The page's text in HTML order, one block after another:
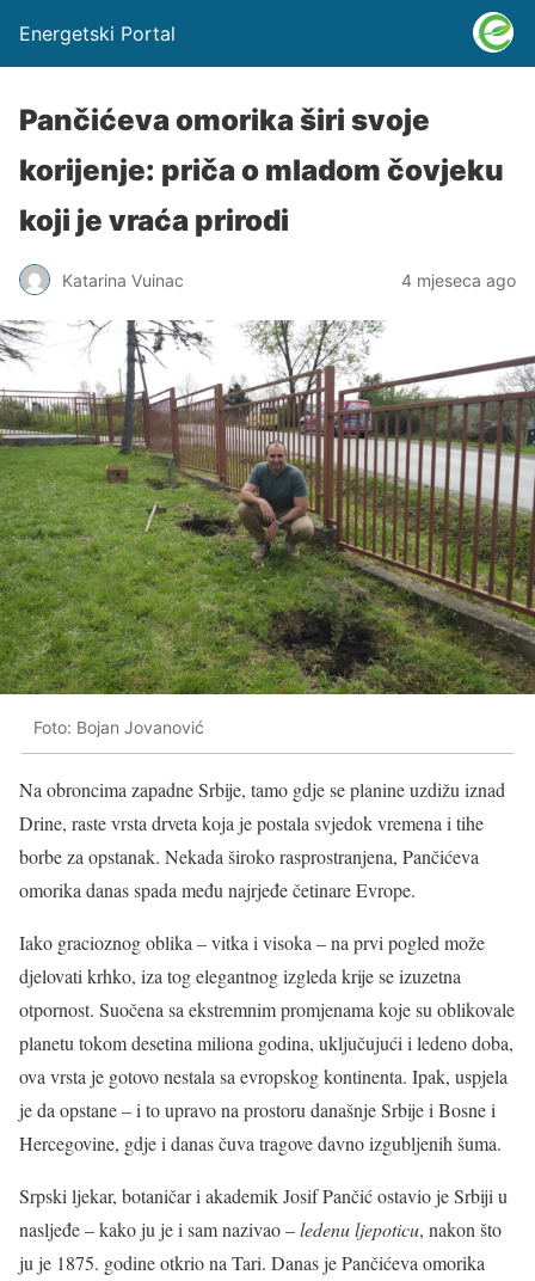
Energetski Portal
Pančićeva omorika širi svoje
korijenje: priča o mladom čovjeku
koji je vraća prirodi
Katarina Vuinac 4 mjeseca ago
Foto: Bojan Jovanović
Na obroncima zapadne Srbije, tamo gdje se planine uzdižu iznad
Drine, raste vrsta drveta koja je postala svjedok vremena i tihe
borbe za opstanak. Nekada široko rasprostranjena, Pančićeva
omorika danas spada među najrjeđe četinare Evrope.
Iako gracioznog oblika – vitka i visoka – na prvi pogled može
djelovati krhko, iza tog elegantnog izgleda krije se izuzetna
otpornost. Suočena sa ekstremnim promjenama koje su oblikovale
planetu tokom desetina miliona godina, uključujući i ledeno doba,
ova vrsta je gotovo nestala sa evropskog kontinenta. Ipak, uspjela
je da opstane – i to upravo na prostoru današnje Srbije i Bosne i
Hercegovine, gdje i danas čuva tragove davno izgubljenih šuma.
Srpski ljekar, botaničar i akademik Josif Pančić ostavio je Srbiji u
nasljeđe – kako ju je i sam nazivao –ledenu ljepoticu, nakon što
ju je 1875. godine otkrio na Tari. Danas je Pančićeva omorika